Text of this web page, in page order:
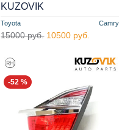
Toyota Camry
KUZOVIK
15000 руб. 10500 руб.
-52 %